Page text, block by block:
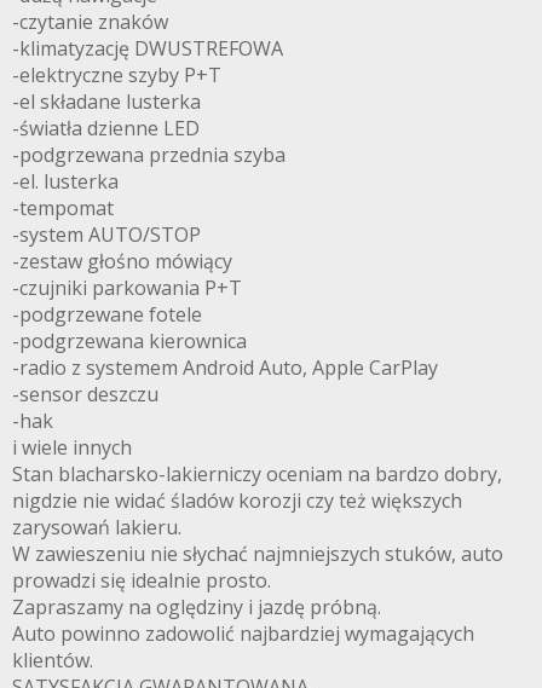
-czytanie znaków
-klimatyzację DWUSTREFOWA
-elektryczne szyby P+T
-el składane lusterka
-światła dzienne LED
-podgrzewana przednia szyba
-el. lusterka
-tempomat
-system AUTO/STOP
-zestaw głośno mówiący
-czujniki parkowania P+T
-podgrzewane fotele
-podgrzewana kierownica
-radio z systemem Android Auto, Apple CarPlay
-sensor deszczu
-hak
i wiele innych
Stan blacharsko-lakierniczy oceniam na bardzo dobry,
nigdzie nie widać śladów korozji czy też większych
zarysowań lakieru.
W zawieszeniu nie słychać najmniejszych stuków, auto
prowadzi się idealnie prosto.
Zapraszamy na oględziny i jazdę próbną.
Auto powinno zadowolić najbardziej wymagających
klientów.